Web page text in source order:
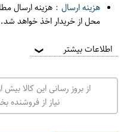
هزینه ارسال : هزینه ارسال
محل از خریدار اخذ خواهد شد.
اطلاعات بیشتر ❯
از بروز رسانی این کالا
نیاز از فروشنده